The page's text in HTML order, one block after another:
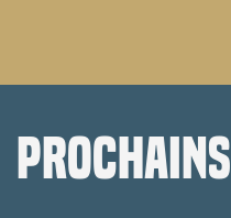
prochains